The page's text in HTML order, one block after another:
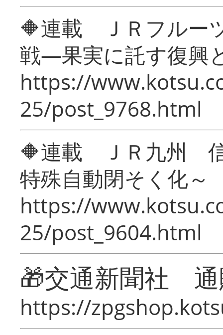
🔶連載 ＪＲフルー
戦―果実に託す復興
https://
25/post_9768.html
🔶連載 ＪＲ九州 信
特殊自動閉そく化～
https://
25/post_9604.html
🎁交通新聞社
https://